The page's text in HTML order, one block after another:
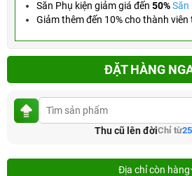
Săn Phụ kiện giảm giá đến 50%Săn
Giảm thêm đến 10% cho thành viên
ĐẶT HÀNG
Thu cũ lên đờiChỉ từ
Địa chỉ còn hàng